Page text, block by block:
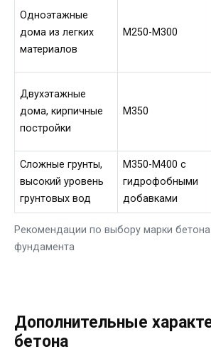
Рекомендации по выбору марки
фундамента
Одноэтажные
дома из легких
материалов
М250-М300
Двухэтажные
дома, кирпичные
постройки
М350
Сложные грунты,
высокий уровень
грунтовых вод
М350-М400 с
гидрофобными
добавками
Дополнительные
бетона